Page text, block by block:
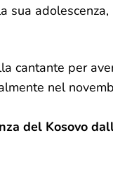
cantante per
nel
del Kosovo